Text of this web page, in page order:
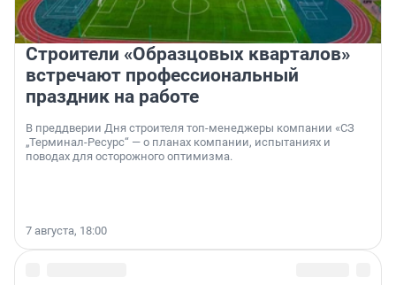
Строители «Образцовых кварталов»
встречают профессиональный
праздник на работе
В преддверии Дня строителя топ-менеджеры компании «СЗ
„Терминал-Ресурс“ — о планах компании, испытаниях и
поводах для осторожного оптимизма.
7 августа, 18:00